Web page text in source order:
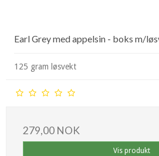
Earl Grey med appelsin - boks m/
125 gram løsvekt
279,00 NOK
Vis produkt